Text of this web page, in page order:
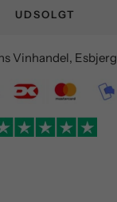
UDSOLGT
Vinhandel, Esbjerg